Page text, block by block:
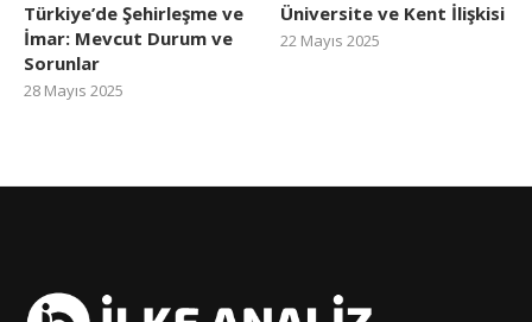
Türkiye’de Şehirleşme ve
İmar: Mevcut Durum ve
Sorunlar
28 Mayıs 2025
Üniversite ve Kent İlişkisi
22 Mayıs 2025